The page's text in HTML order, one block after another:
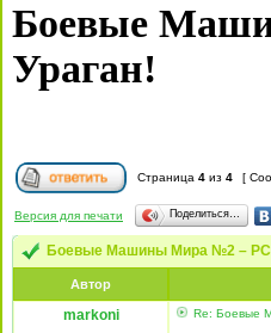
Боевые
Ураган!
Страница 4 из 4 [
Версия для печати Поделиться…
Боевые Машины Мира №2 –
Автор
markoni Re: Боевые